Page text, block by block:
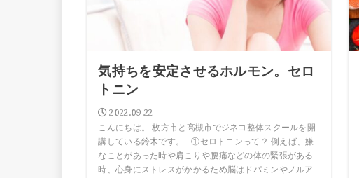
気持ちを安定させるホルモン。セロ
トニン
2022.09.22
こんにちは。 枚方市と高槻市でジネコ整体スクールを開
講している鈴木です。 ①セロトニンって？ 例えば、嫌
なことがあった時や肩こりや腰痛などの体の緊張がある
時、心身にストレスがかかるため脳はドパミンやノルア